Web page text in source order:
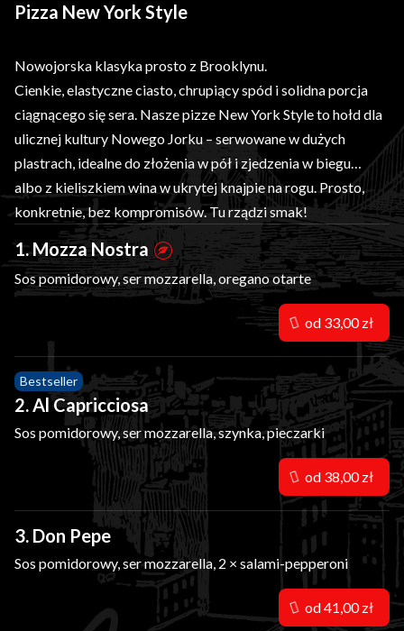
Pizza New York Style
Nowojorska klasyka prosto z Brooklynu.
Cienkie, elastyczne ciasto, chrupiący spód i solidna porcja
ciągnącego się sera. Nasze pizze New York Style to hołd dla
ulicznej kultury Nowego Jorku – serwowane w dużych
plastrach, idealne do złożenia w pół i zjedzenia w biegu…
albo z kieliszkiem wina w ukrytej knajpie na rogu. Prosto,
konkretnie, bez kompromisów. Tu rządzi smak!
1. Mozza Nostra
Sos pomidorowy, ser mozzarella, oregano otarte
Bestseller
2. Al Capricciosa
Sos pomidorowy, ser mozzarella, szynka, pieczarki
3. Don Pepe
Sos pomidorowy, ser mozzarella, 2 × salami-pepperoni